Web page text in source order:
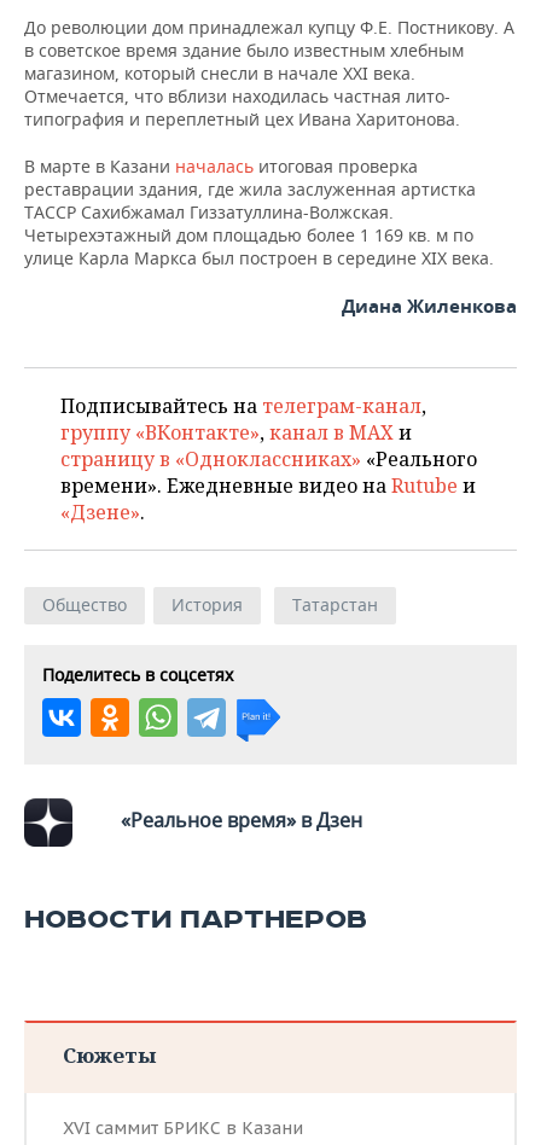
ОПК
ЭНЕРГЕТИКА
ТРАНСПОРТ
УСЛУГИ
IT
МЕДИА
НОВОСТИ МЕРОПРИЯТИЙ
ВЫЕЗДНАЯ РЕДАКЦИЯ
ONLINE-КОНФЕРЕНЦИИ
ОТКРЫТАЯ ЛЕКЦИЯ
СПОРТ
НОВОСТИ СПОРТА
ХОККЕЙ
БАСКЕТБОЛ
КИБЕРСПОРТ
ФИГУРНОЕ КАТАНИЕ
ВОДНЫЕ ВИДЫ СПОРТА
ХОККЕЙ С МЯЧОМ
ОБЩЕСТВО
ВЛАСТЬ
ИНФРАСТРУКТУРА
КУЛЬТУРА
МЕДИЦИНА
ОБРАЗОВАНИЕ
ПРОИСШЕСТВИЯ
СЮЖЕТЫ
СПРАВОЧНИК
СПИСОК КОМПАНИЙ
До революции дом принадлежал купцу Ф.Е. Постникову. А
в советское время здание было известным хлебным
магазином, который снесли в начале XXI века.
Отмечается, что вблизи находилась частная лито-
типография и переплетный цех Ивана Харитонова.
В марте в Казани началась итоговая проверка
реставрации здания, где жила заслуженная артистка
ТАССР Сахибжамал Гиззатуллина-Волжская.
Четырехэтажный дом площадью более 1 169 кв. м по
улице Карла Маркса был построен в середине XIX века.
Диана Жиленкова
Подписывайтесь на телеграм-канал,
группу «ВКонтакте»,канал в MAXи
страницу в «Одноклассниках» «Реального
времени». Ежедневные видео наRutube и
«Дзене».
Общество История Татарстан
Поделитесь в соцсетях
«Реальное время» в Дзен
НОВОСТИ ПАРТНЕРОВ
Сюжеты
XVI саммит БРИКС в Казани